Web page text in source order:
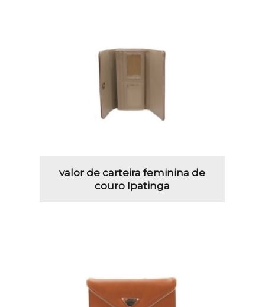
valor de carteira feminina de
couro Ipatinga